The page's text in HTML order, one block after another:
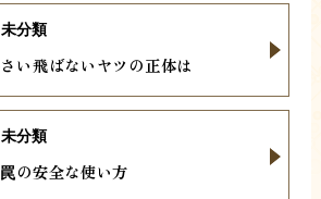
い飛ばないヤツの正体は
未分類
の安全な使い方
未分類